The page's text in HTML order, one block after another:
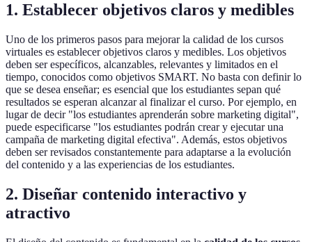
1. Establecer objetivos claros y medibles
Uno de los primeros pasos para mejorar la calidad de los cursos
virtuales es establecer objetivos claros y medibles. Los objetivos
deben ser específicos, alcanzables, relevantes y limitados en el
tiempo, conocidos como objetivos SMART. No basta con definir lo
que se desea enseñar; es esencial que los estudiantes sepan qué
resultados se esperan alcanzar al finalizar el curso. Por ejemplo, en
lugar de decir "los estudiantes aprenderán sobre marketing digital",
puede especificarse "los estudiantes podrán crear y ejecutar una
campaña de marketing digital efectiva". Además, estos objetivos
deben ser revisados constantemente para adaptarse a la evolución
del contenido y a las experiencias de los estudiantes.
2. Diseñar contenido interactivo y
atractivo